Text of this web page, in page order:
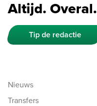
Altijd. Overal.
Tip de redactie
Nieuws
Transfers